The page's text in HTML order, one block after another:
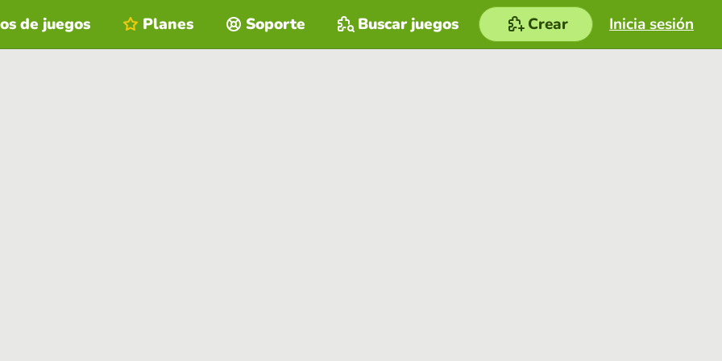
Inicia sesión
de juegos Planes Soporte Buscar juegos Crear